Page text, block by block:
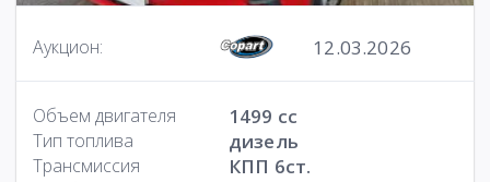
Аукцион: 12.03.2026
Объем двигателя 1499 cc
Тип топлива дизель
Трансмиссия КПП 6ст.